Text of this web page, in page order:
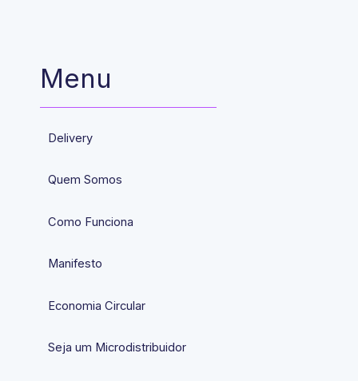
Menu
Delivery
Quem Somos
Como Funciona
Manifesto
Economia Circular
Seja um Microdistribuidor